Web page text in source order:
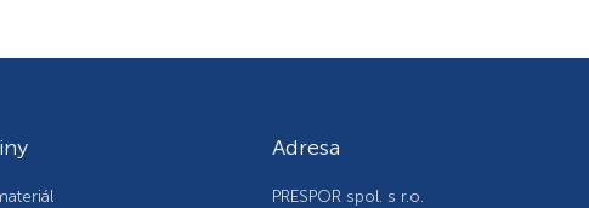
Adresa
PRESPOR spol. s r.o.